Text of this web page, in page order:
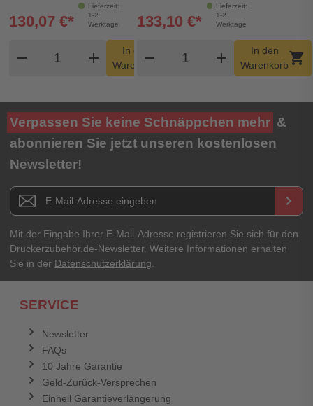
Lieferzeit:
1-2
Werktage
130,07 €*
remove
Produkt Warenkorb Menge
add
In den
Warenkorb
Lieferzeit:
1-2
Werktage
133,10 €*
remove
Produkt Warenkorb
add
In den
Warenkorbshopping_cart
Verpassen Sie keine Schnäppchen mehr &
abonnieren Sie jetzt unseren kostenlosen
Newsletter!
Newsletter E-Mail Adresse keyboard_arrow_right
Mit der Eingabe Ihrer E-Mail-Adresse registrieren Sie sich für den
Druckerzubehör.de-Newsletter. Weitere Informationen erhalten
Sie in der Datenschutzerklärung
SERVICE
Newsletter
FAQs
10 Jahre Garantie
Geld-Zurück-Versprechen
Einhell Garantieverlängerung